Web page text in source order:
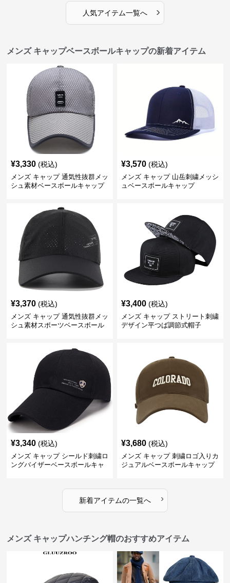
人気アイテム一覧へ ›
メンズ キャップベースボールキャップの新着アイテム
¥3,330 (税込)
メンズ キャップ 通気性抜群メッ
シュ素材ベースボールキャップ
¥3,570 (税込)
メンズ キャップ 山岳刺繍メッシ
ュベースボールキャップ
¥3,370 (税込)
メンズ キャップ 通気性抜群メッ
シュ素材スポーツベースボール
¥3,400 (税込)
メンズ キャップ ストリート刺繍
デザイン平つば調節式帽子
¥3,340 (税込)
メンズ キャップ シールド刺繍ロ
ングバイザーベースボールキャ
¥3,680 (税込)
メンズ キャップ 刺繍ロゴ入りカ
ジュアルベースボールキャップ
新着アイテムの一覧へ ›
メンズ キャップハンチング帽のおすすめアイテム